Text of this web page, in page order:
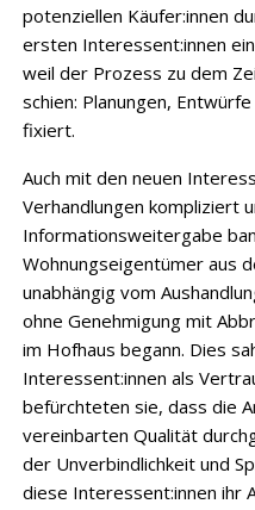
potenziellen Käufer:innen
ersten Interessent:innen
weil der Prozess zu dem
schien: Planungen,
fixiert.
Auch mit den neuen
Verhandlungen kompliziert
Informationsweitergabe
Wohnungseigentümer aus
unabhängig vom
ohne Genehmigung mit
im Hofhaus begann. Dies
Interessent:innen als
befürchteten sie, dass die
vereinbarten Qualität
der Unverbindlichkeit und
diese Interessent:innen ihr